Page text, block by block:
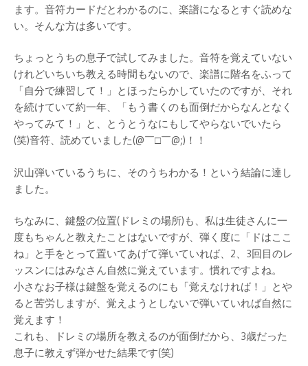
ます。音符カードだとわかるのに、楽譜になるとすぐ読めな
い。そんな方は多いです。
ちょっとうちの息子で試してみました。音符を覚えていない
けれどいちいち教える時間もないので、楽譜に階名をふって
「自分で練習して！」とほったらかしていたのですが、それ
を続けていて約一年、「もう書くのも面倒だからなんとなく
やってみて！」と、とうとうなにもしてやらないでいたら
(笑)音符、読めていました(@￣□￣@;)！！
沢山弾いているうちに、そのうちわかる！という結論に達し
ました。
ちなみに、鍵盤の位置(ドレミの場所)も、私は生徒さんに一
度もちゃんと教えたことはないですが、弾く度に「ドはここ
ね」と手をとって置いてあげて弾いていれば、2、3回目のレ
ッスンにはみなさん自然に覚えています。慣れですよね。
小さなお子様は鍵盤を覚えるのにも「覚えなければ！」とや
ると苦労しますが、覚えようとしないで弾いていれば自然に
覚えます！
これも、ドレミの場所を教えるのが面倒だから、3歳だった
息子に教えず弾かせた結果です(笑)